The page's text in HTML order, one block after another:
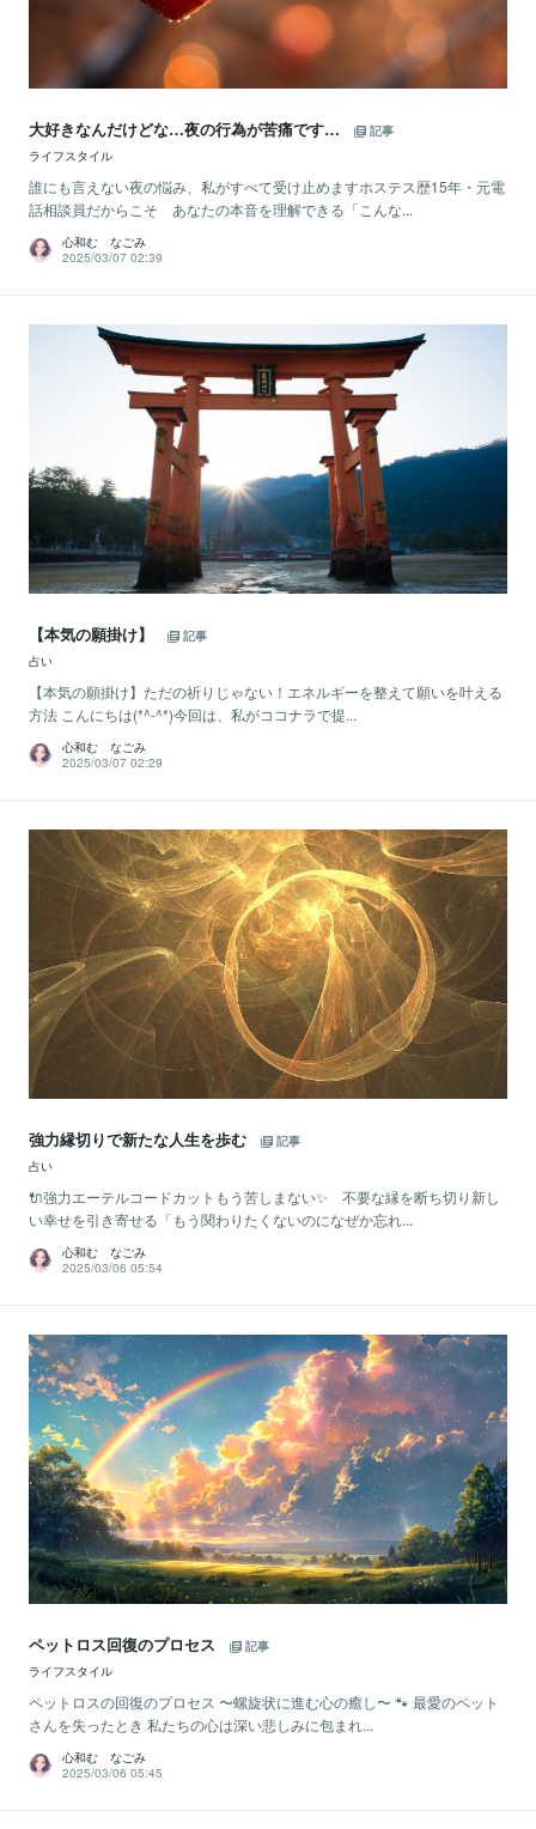
大好きなんだけどな…夜の行為が苦痛です…
記事
ライフスタイル
誰にも言えない夜の悩み、私がすべて受け止めますホステス歴15年・元電
話相談員だからこそ あなたの本音を理解できる「こんな...
心和む なごみ
2025/03/07 02:39
【本気の願掛け】
記事
占い
【本気の願掛け】ただの祈りじゃない！エネルギーを整えて願いを叶える
方法 こんにちは(*^-^*)今回は、私がココナラで提...
心和む なごみ
2025/03/07 02:29
強力縁切りで新たな人生を歩む
記事
占い
🔌強力エーテルコードカットもう苦しまない✨ 不要な縁を断ち切り新し
い幸せを引き寄せる「もう関わりたくないのになぜか忘れ...
心和む なごみ
2025/03/06 05:54
ペットロス回復のプロセス
記事
ライフスタイル
ペットロスの回復のプロセス 〜螺旋状に進む心の癒し〜 🐾 最愛のペット
さんを失ったとき 私たちの心は深い悲しみに包まれ...
心和む なごみ
2025/03/06 05:45